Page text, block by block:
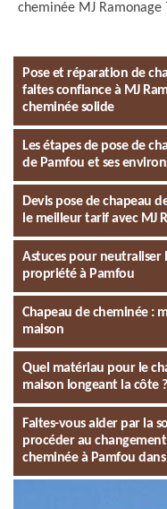
cheminée MJ Ramonage
Pose et réparation de
faites confiance à MJ
cheminée solide
Les étapes de pose de
de Pamfou et ses
Devis pose de chapeau
le meilleur tarif avec MJ
Astuces pour neutraliser
propriété à Pamfou
Chapeau de cheminée :
maison
Quel matériau pour le
maison longeant la côte ?
Faites-vous aider par la
procéder au
cheminée à Pamfou dans